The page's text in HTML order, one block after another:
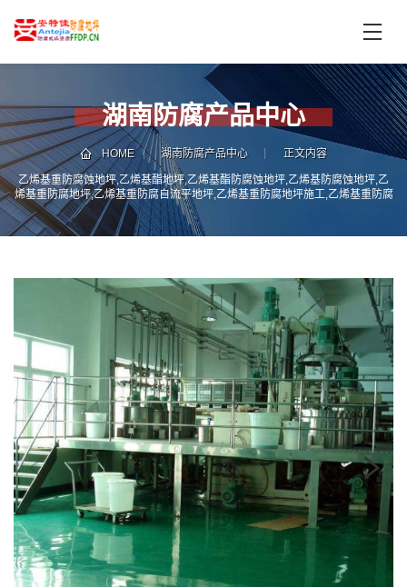
页
中
心
技
术
支
持
服
务
案
区
域
系
我
们
话
咨
询
湖南防腐产品中心
HOME 湖南防腐产品中心 正文内容
乙烯基重防腐蚀地坪,乙烯基酯地坪,乙烯基酯防腐蚀地坪,乙烯基防腐蚀地坪,乙
烯基重防腐地坪,乙烯基重防腐自流平地坪,乙烯基重防腐地坪施工,乙烯基重防腐
地坪厂家